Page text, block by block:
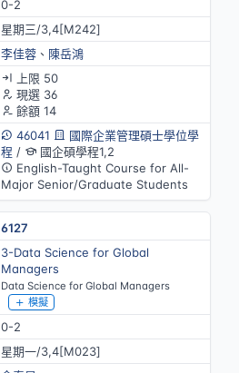
0-2
星期三/3,4[M242]
李佳蓉、 陳岳鴻
上限 50
現選 36
餘額 14
46041
國際企業管理碩士學位學
程 /
國企碩學程1,2
English-Taught Course for All-
Major Senior/Graduate Students
6127
3-Data Science for Global
Managers
Data Science for Global Managers
模擬
0-2
星期一/3,4[M023]